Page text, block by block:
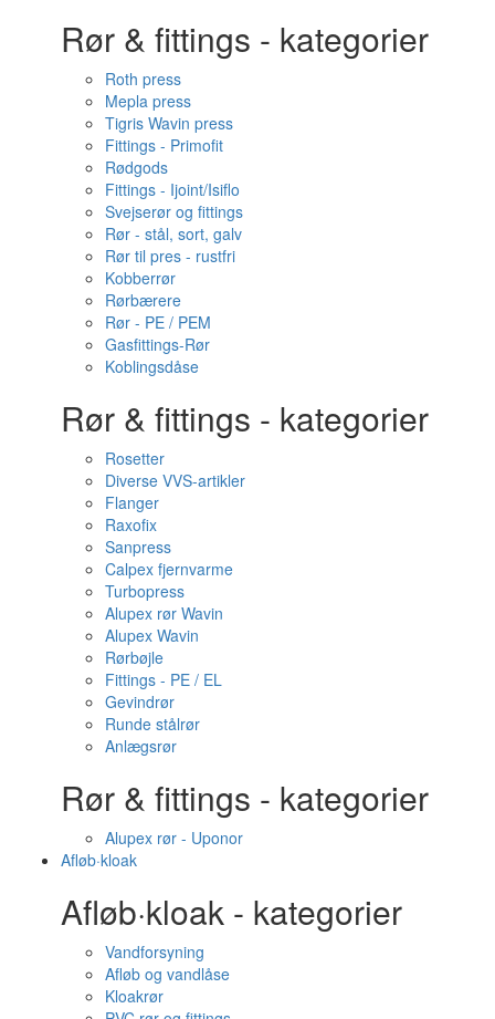
Rør & fittings - kategorier
Roth press
Mepla press
Tigris Wavin press
Fittings - Primofit
Rødgods
Fittings - Ijoint/Isiflo
Svejserør og fittings
Rør - stål, sort, galv
Rør til pres - rustfri
Kobberrør
Rørbærere
Rør - PE / PEM
Gasfittings-Rør
Koblingsdåse
Rør & fittings - kategorier
Rosetter
Diverse VVS-artikler
Flanger
Raxofix
Sanpress
Calpex fjernvarme
Turbopress
Alupex rør Wavin
Alupex Wavin
Rørbøjle
Fittings - PE / EL
Gevindrør
Runde stålrør
Anlægsrør
Rør & fittings - kategorier
Alupex rør - Uponor
Afløb·kloak
Afløb·kloak - kategorier
Vandforsyning
Afløb og vandlåse
Kloakrør